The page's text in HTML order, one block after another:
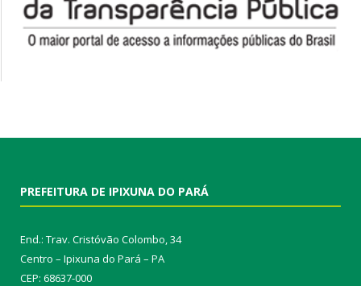
PREFEITURA DE IPIXUNA DO PARÁ
End.: Trav. Cristóvão Colombo, 34
Centro – Ipixuna do Pará – PA
CEP: 68637-000